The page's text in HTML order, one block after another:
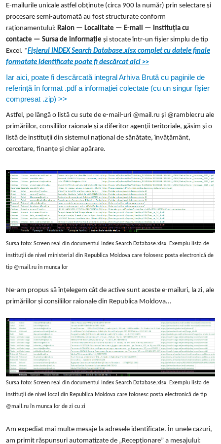
E-mailurile unicale astfel obținute (circa 900 la număr) prin selectare și
procesare semi-automată au fost structurate conform
raționamentului: Raion — Localitate — E-mail — Instituția cu
contacte — Sursa de informație și stocate într-un fișier simplu de tip
Excel. *Fișierul INDEX Search Database.xlsx complet cu datele finale
formatate identificate poate fi descărcat aici >>
Iar aici, poate fi descărcată integral Arhiva Brută cu paginile de
referință în format .pdf a informației colectate (cu un singur fișier
compresat .zip) >>
Astfel, pe lângă o listă cu sute de e-mail-uri @mail.ru și @rambler.ru ale
primăriilor, consiliilor raionale și a diferitor agenții teritoriale, găsim și o
listă de instituții din sistemul național de sănătate, învățământ,
cercetare, finanțe și chiar apărare.
Sursa foto: Screen real din documentul Index Search Database.xlsx. Exemplu lista de
instituții de nivel ministerial din Republica Moldova care folosesc posta electronică de
tip @mail.ru în munca lor
Ne-am propus să înțelegem cât de active sunt aceste e-mailuri, la zi, ale
primăriilor și consiliilor raionale din Republica Moldova...
Sursa foto: Screen real din documentul Index Search Database.xlsx. Exemplu lista de
instituții de nivel local din Republica Moldova care folosesc posta electronică de tip
@mail.ru în munca lor de zi cu zi
Am expediat mai multe mesaje la adresele identificate. În unele cazuri,
am primit răspunsuri automatizate de „Recepționare” a mesajului: